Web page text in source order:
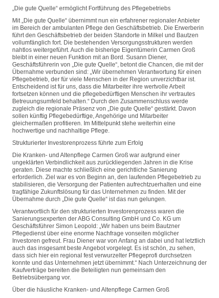
„Die gute Quelle“ ermöglicht Fortführung des Pflegebetriebs
Mit „Die gute Quelle“ übernimmt nun ein erfahrener regionaler Anbieter
im Bereich der ambulanten Pflege den Geschäftsbetrieb. Die Erwerberin
führt den Geschäftsbetrieb der beiden Standorte in Milkel und Bautzen
vollumfänglich fort. Die bestehenden Versorgungsstrukturen werden
nahtlos weitergeführt. Auch die bisherige Eigentümerin Carmen Groß
bleibt in einer neuen Funktion mit an Bord. Susann Diener,
Geschäftsführerin von „Die gute Quelle“, betont die Chancen, die mit der
Übernahme verbunden sind: „Wir übernehmen Verantwortung für einen
Pflegebetrieb, der für viele Menschen in der Region unverzichtbar ist.
Entscheidend ist für uns, dass die Mitarbeiter ihre wertvolle Arbeit
fortsetzen können und die pflegebedürftigen Menschen ihr vertrautes
Betreuungsumfeld behalten.“ Durch den Zusammenschluss werde
zugleich die regionale Präsenz von „Die gute Quelle“ gestärkt. Davon
sollen künftig Pflegebedürftige, Angehörige und Mitarbeiter
gleichermaßen profitieren. Im Mittelpunkt stehe weiterhin eine
hochwertige und nachhaltige Pflege.
Strukturierter Investorenprozess führte zum Erfolg
Die Kranken- und Altenpflege Carmen Groß war aufgrund einer
ungeklärten Verbindlichkeit aus zurückliegenden Jahren in die Krise
geraten. Diese machte schließlich eine gerichtliche Sanierung
erforderlich. Ziel war es von Beginn an, den laufenden Pflegebetrieb zu
stabilisieren, die Versorgung der Patienten aufrechtzuerhalten und eine
tragfähige Zukunftslösung für das Unternehmen zu finden. Mit der
Übernahme durch „Die gute Quelle“ ist das nun gelungen.
Verantwortlich für den strukturierten Investorenprozess waren die
Sanierungsexperten der ABG Consulting GmbH und Co. KG um
Geschäftsführer Simon Leopold: „Wir haben uns beim Bautzner
Pflegedienst über eine enorme Nachfrage vonseiten möglicher
Investoren gefreut. Frau Diener war von Anfang an dabei und hat letztlich
auch das insgesamt beste Angebot vorgelegt. Es ist schön, zu sehen,
dass sich hier ein regional fest verwurzelter Pflegeprofi durchsetzen
konnte und das Unternehmen jetzt übernimmt.“ Nach Unterzeichnung der
Kaufverträge bereiten die Beteiligten nun gemeinsam den
Betriebsübergang vor.
Über die häusliche Kranken- und Altenpflege Carmen Groß